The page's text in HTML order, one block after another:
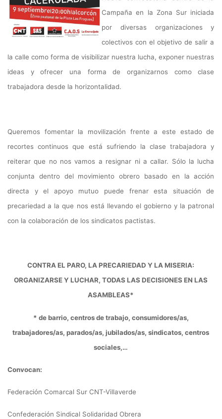
Campaña en la Zona Sur iniciada
por diversas organizaciones y
colectivos con el objetivo de salir a
la calle como forma de visibilizar nuestra lucha, exponer nuestras
ideas y ofrecer una forma de organizarnos como clase
trabajadora desde la horizontalidad.
Queremos fomentar la movilización frente a este estado de
recortes continuos que está sufriendo la clase trabajadora y
reiterar que no nos vamos a resignar ni a callar. Sólo la lucha
conjunta dentro del movimiento obrero basado en la acción
directa y el apoyo mutuo puede frenar esta situación de
precariedad a la que nos está llevando el gobierno y la patronal
con la colaboración de los sindicatos pactistas.
CONTRA EL PARO, LA PRECARIEDAD Y LA MISERIA:
ORGANIZARSE Y LUCHAR, TODAS LAS DECISIONES EN LAS
ASAMBLEAS*
* de barrio, centros de trabajo, consumidores/as,
trabajadores/as, parados/as, jubilados/as, sindicatos, centros
sociales,…
Convocan:
Federación Comarcal Sur CNT-Villaverde
Confederación Sindical Solidaridad Obrera